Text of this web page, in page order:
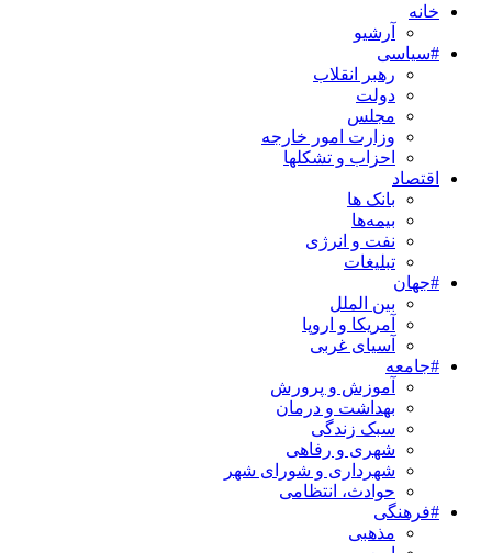
خانه
آرشیو
#سیاسی
رهبر انقلاب
دولت
مجلس
وزارت امور خارجه
احزاب و تشکلها
اقتصاد
بانک ها
بیمه‌ها
نفت و انرژی
تبلیغات
#جهان
بین الملل
آمریکا و اروپا
آسیای غربی
#جامعه
آموزش و پرورش
بهداشت و درمان
سبک زندگی
شهری و رفاهی
شهرداری و شورای شهر
حوادث، انتظامی
#فرهنگی
مذهبی